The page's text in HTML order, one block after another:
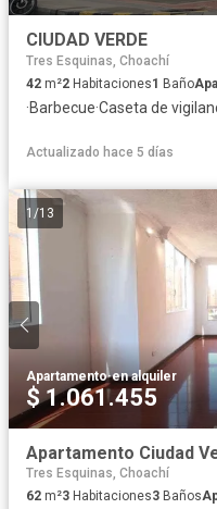
CIUDAD VERDE
Tres Esquinas, Choachí
42 m²2 Habitaciones1 Baño
·Barbecue·Caseta de
Actualizado hace 5 días
1 /13
Apartamento·en alquiler
$ 1.061.455
Apartamento Ciudad
Tres Esquinas, Choachí
62 m²3 Habitaciones3 Baños